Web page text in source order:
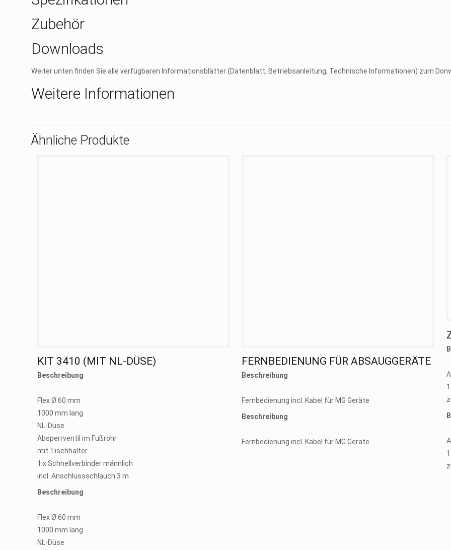
Zubehör
Downloads
Weiter unten finden Sie alle verfügbaren Informationsblätter (Datenblatt, Betriebsanleitung, Technische Informationen) zum
Weitere Informationen
Ähnliche Produkte
KIT 3410 (MIT NL-DÜSE)
Beschreibung
Flex Ø 60 mm
1000 mm lang
NL-Düse
Absperrventil im Fußrohr
mit Tischhalter
1 x Schnellverbinder männlich
incl. Anschlussschlauch 3 m
Beschreibung
Flex Ø 60 mm
1000 mm lang
NL-Düse
FERNBEDIENUNG FÜR ABSAUGGERÄTE
Beschreibung
Fernbedienung incl. Kabel für MG Geräte
Beschreibung
Fernbedienung incl. Kabel für MG Geräte